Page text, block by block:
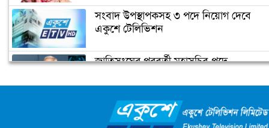
ডিসির বাসভবনে পুলিশ কনস্টেবলের
আত্মহত্যা
উপজেলা ছাত্রলীগের নতুন কমিটি
আনন্দ মিছিল
সংবাদ উপস্থাপকসহ ৩ পদে নিয়োগ দেবে
একুশে টেলিভিশন
জাতিসংঘের পরবর্তী মহাসচিব পদে
ক্যাম্পাস অ্যাম্বাসেডর নিয়োগ দিচ্ছে একুশে
টেলিভিশন